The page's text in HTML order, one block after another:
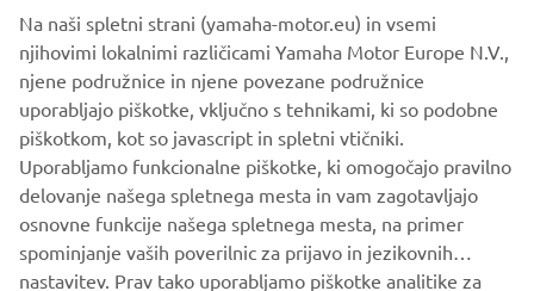
Representative:Kristian Raij (Co-Founder/CEO)
Headquarters: Veneentekijantie 6, 00210 Helsinki,
Finland
Business Activities:
Operation of a subscription-based
boat club (Skipperi Fleet), development of a P2P rental
brokerage platform, etc.
Website: https://www.skipperi.com
Na naši spletni strani (yamaha-motor.eu) in vsemi
njihovimi lokalnimi različicami Yamaha Motor Europe N.V.,
njene podružnice in njene povezane podružnice
uporabljajo piškotke, vključno s tehnikami, ki so podobne
piškotkom, kot so javascript in spletni vtičniki.
Uporabljamo funkcionalne piškotke, ki omogočajo pravilno
delovanje našega spletnega mesta in vam zagotavljajo
osnovne funkcije našega spletnega mesta, na primer
spominjanje vaših poverilnic za prijavo in jezikovnih
nastavitev. Prav tako uporabljamo piškotke analitike za